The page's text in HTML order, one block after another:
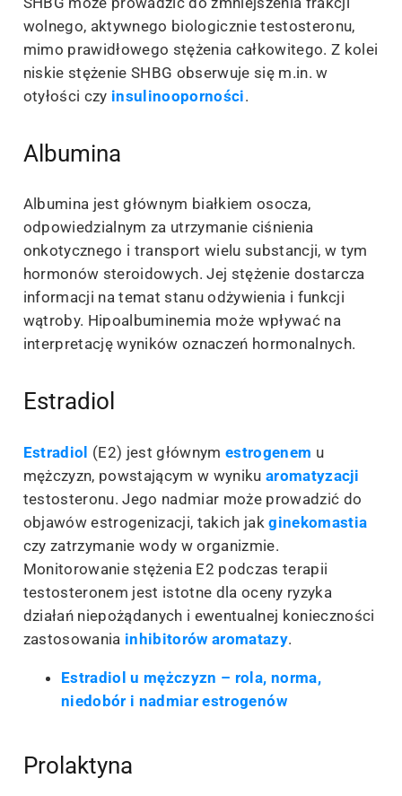
wolnego, aktywnego biologicznie testosteronu,
mimo prawidłowego stężenia całkowitego. Z kolei
niskie stężenie SHBG obserwuje się m.in. w
otyłości czy insulinooporności.
Albumina
Albumina jest głównym białkiem osocza,
odpowiedzialnym za utrzymanie ciśnienia
onkotycznego i transport wielu substancji, w tym
hormonów steroidowych. Jej stężenie dostarcza
informacji na temat stanu odżywienia i funkcji
wątroby. Hipoalbuminemia może wpływać na
interpretację wyników oznaczeń hormonalnych.
Estradiol
Estradiol (E2) jest głównymestrogenem u
mężczyzn, powstającym w wynikuaromatyzacji
testosteronu. Jego nadmiar może prowadzić do
objawów estrogenizacji, takich jakginekomastia
czy zatrzymanie wody w organizmie.
Monitorowanie stężenia E2 podczas terapii
testosteronem jest istotne dla oceny ryzyka
działań niepożądanych i ewentualnej konieczności
zastosowania inhibitorów aromatazy.
Estradiol u mężczyzn – rola, norma,
niedobór i nadmiar estrogenów
Prolaktyna